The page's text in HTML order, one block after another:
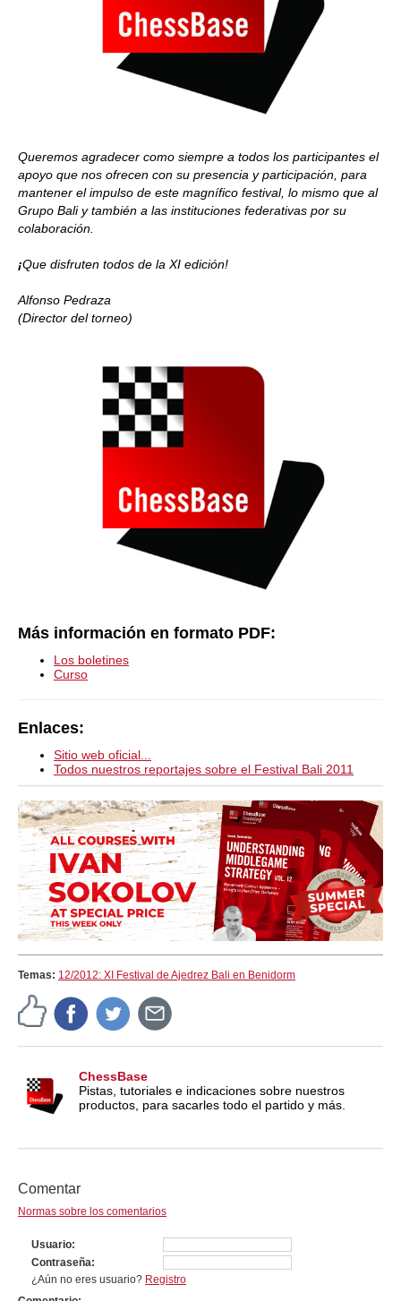
Queremos agradecer como siempre a todos los participantes el
apoyo que nos ofrecen con su presencia y participación, para
mantener el impulso de este magnífico festival, lo mismo que al
Grupo Bali y también a las instituciones federativas por su
colaboración.
¡Que disfruten todos de la XI edición!
Alfonso Pedraza
(Director del torneo)
Más información en formato PDF:
Los boletines
Curso
Enlaces:
Sitio web oficial...
Todos nuestros reportajes sobre el Festival Bali 2011
Temas: 12/2012: XI Festival de Ajedrez Bali en Benidorm
ChessBase
Pistas, tutoriales e indicaciones sobre nuestros
productos, para sacarles todo el partido y más.
Comentar
Normas sobre los comentarios
Usuario
Contraseña
¿Aún no eres usuario? Registro